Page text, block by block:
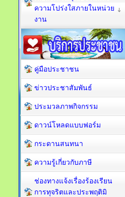
ความโปร่งใสภายในหน่วย
งาน
คู่มือประชาชน
ข่าวประชาสัมพันธ์
ประมวลภาพกิจกรรม
ดาวน์โหลดแบบฟอร์ม
กระดานสนทนา
ความรู้เกี่ยวกับภาษี
ช่องทางแจ้งเรื่องร้องเรียน
การทุจริตและประพฤติมิ